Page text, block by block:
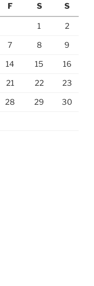
F S S
1 2
7 8 9
14 15 16
21 22 23
28 29 30